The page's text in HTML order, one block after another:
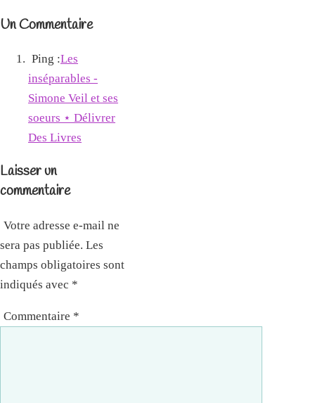
Un Commentaire
Ping :Les
inséparables -
Simone Veil et ses
soeurs ⋆ Délivrer
Des Livres
Laisser un
commentaire
Votre adresse e-mail ne
sera pas publiée. Les
champs obligatoires sont
indiqués avec *
Commentaire *